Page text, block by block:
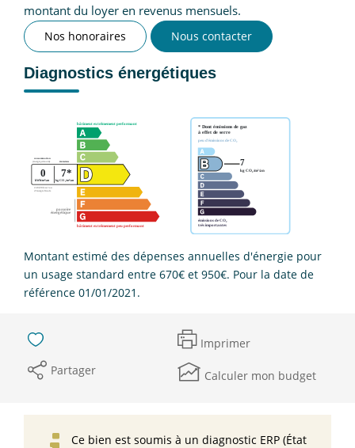
montant du loyer en revenus mensuels.
Nos honoraires Nous contacter
Diagnostics énergétiques
Montant estimé des dépenses annuelles d'énergie pour
un usage standard entre 670€ et 950€. Pour la date de
référence 01/01/2021.
Imprimer
Partager
Calculer mon budget
Ce bien est soumis à un diagnostic ERP (État